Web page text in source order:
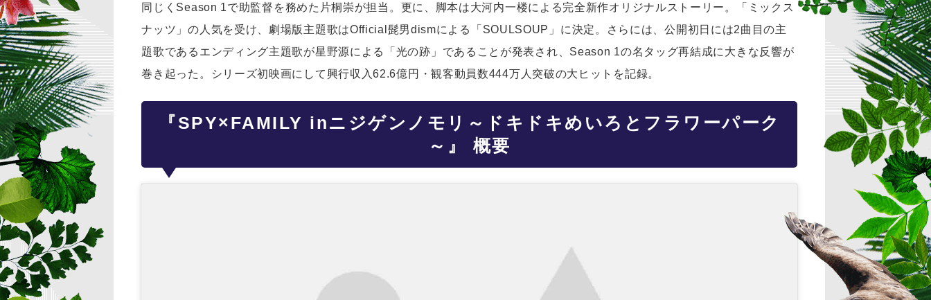
同じくSeason 1で助監督を務めた片桐崇が担当。更に、脚本は大河内一楼による完全新作オリジナルストーリー。「ミックス
ナッツ」の人気を受け、劇場版主題歌はOfficial髭男dismによる「SOULSOUP」に決定。さらには、公開初日には2曲目の主
題歌であるエンディング主題歌が星野源による「光の跡」であることが発表され、Season 1の名タッグ再結成に大きな反響が
巻き起った。シリーズ初映画にして興行収入62.6億円・観客動員数444万人突破の大ヒットを記録。
『SPY×FAMILY inニジゲンノモリ～ドキドキめいろとフラワーパーク
～』 概要